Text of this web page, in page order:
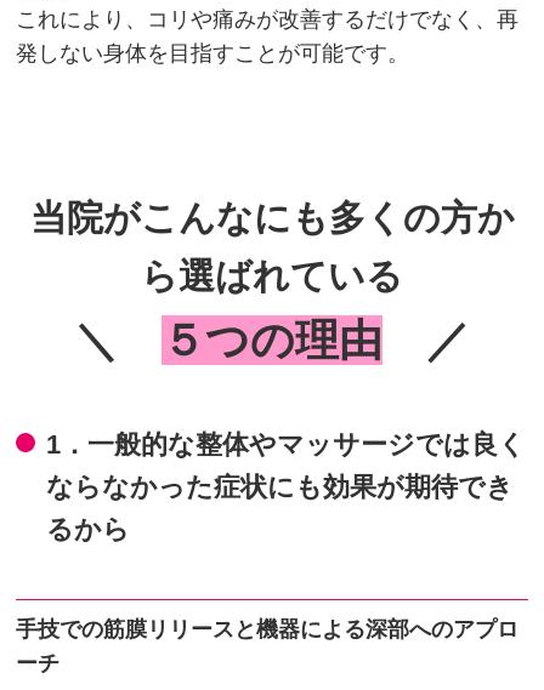
これにより、コリや痛みが改善するだけでなく、再
発しない身体を目指すことが可能です。
当院がこんなにも多くの方か
ら選ばれている
＼ ５つの理由 ／
1．一般的な整体やマッサージでは良く
ならなかった症状にも効果が期待でき
るから
手技での筋膜リリースと機器による深部へのアプロ
ーチ